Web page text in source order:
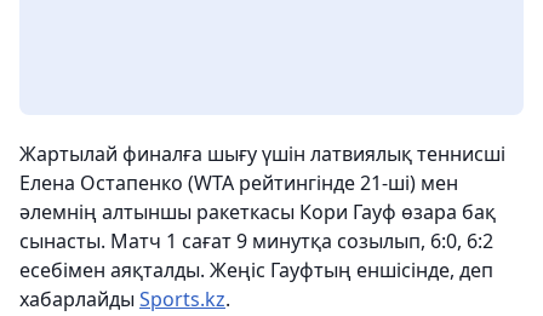
Жартылай финалға шығу үшін латвиялық теннисші
Елена Остапенко (WTA рейтингінде 21-ші) мен
әлемнің алтыншы ракеткасы Кори Гауф өзара бақ
сынасты. Матч 1 сағат 9 минутқа созылып, 6:0, 6:2
есебімен аяқталды. Жеңіс Гауфтың еншісінде, деп
хабарлайды Sports.kz.